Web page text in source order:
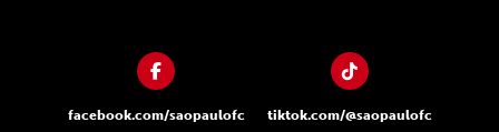
facebook.com/saopaulofc tiktok.com/@saopaulofc